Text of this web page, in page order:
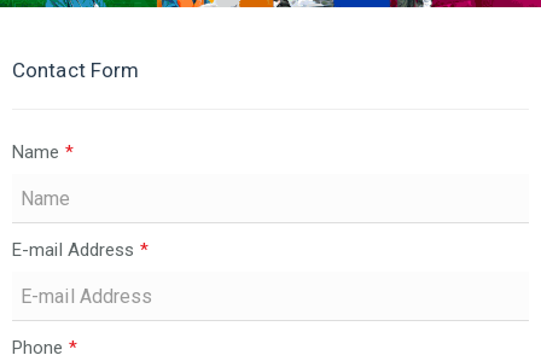
Contact Form
Name *
E-mail Address *
Phone *